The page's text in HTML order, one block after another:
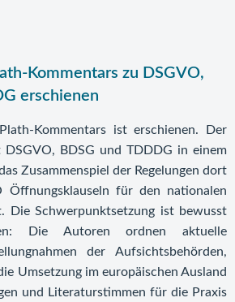
Kommentars zu DSGVO,
erschienen
Kommentars ist erschienen. Der
DSGVO, BDSG und TDDDG in einem
Zusammenspiel der Regelungen dort
für den nationalen
Die Schwerpunktsetzung ist bewusst
Die Autoren ordnen aktuelle
der Aufsichtsbehörden,
Umsetzung im europäischen Ausland
und Literaturstimmen für die Praxis